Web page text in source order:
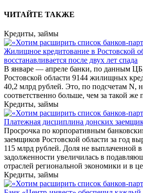
ЧИТАЙТЕ ТАКЖЕ
Кредиты, займы
Жилищное кредитование в Ростовской
восстанавливается после двух лет спада
В январе — апреле банки, по данным
Ростовской области 9144 жилищных
40,2 млрд рублей. Это, по подсчетам N,
соответственно больше, чем за такой же
Кредиты, займы
Платежная дисциплина донских
Просрочка по корпоративным
заемщиков Ростовской области за год
115 млрд рублей. Доля не выплаченной
задолженности увеличилась в
отраслей региональной экономики и в
Кредиты, займы